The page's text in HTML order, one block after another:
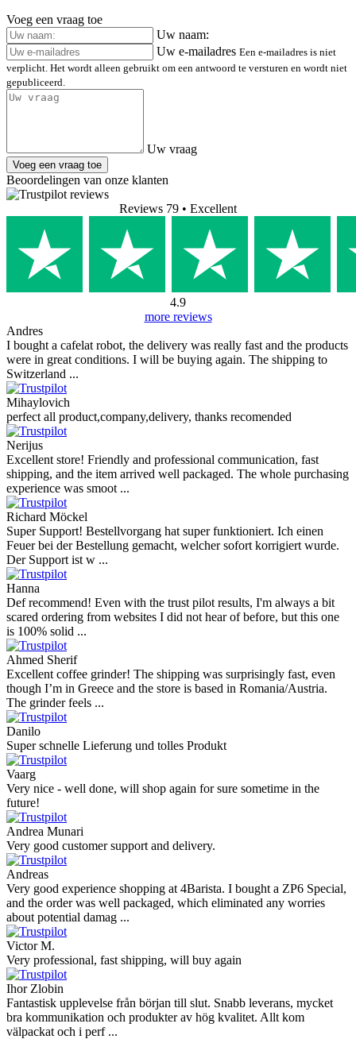
Voeg een vraag toe
Uw naam:
Uw e-mailadres Een e-mailadres is niet
verplicht. Het wordt alleen gebruikt om een antwoord te versturen en wordt niet
gepubliceerd.
Uw vraag
Voeg een vraag toe
Beoordelingen van onze klanten
Reviews 79 • Excellent
4.9
more reviews
Andres
I bought a cafelat robot, the delivery was really fast and the products
were in great conditions. I will be buying again. The shipping to
Switzerland ...
Mihaylovich
perfect all product,company,delivery, thanks recomended
Nerijus
Excellent store! Friendly and professional communication, fast
shipping, and the item arrived well packaged. The whole purchasing
experience was smoot ...
Richard Möckel
Super Support! Bestellvorgang hat super funktioniert. Ich einen
Feuer bei der Bestellung gemacht, welcher sofort korrigiert wurde.
Der Support ist w ...
Hanna
Def recommend! Even with the trust pilot results, I'm always a bit
scared ordering from websites I did not hear of before, but this one
is 100% solid ...
Ahmed Sherif
Excellent coffee grinder! The shipping was surprisingly fast, even
though I’m in Greece and the store is based in Romania/Austria.
The grinder feels ...
Danilo
Super schnelle Lieferung und tolles Produkt
Vaarg
Very nice - well done, will shop again for sure sometime in the
future!
Andrea Munari
Very good customer support and delivery.
Andreas
Very good experience shopping at 4Barista. I bought a ZP6 Special,
and the order was well packaged, which eliminated any worries
about potential damag ...
Victor M.
Very professional, fast shipping, will buy again
Ihor Zlobin
Fantastisk upplevelse från början till slut. Snabb leverans, mycket
bra kommunikation och produkter av hög kvalitet. Allt kom
välpackat och i perf ...